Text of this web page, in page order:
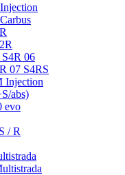
06
07 S4RS
Injection
abs)
evo
/ R